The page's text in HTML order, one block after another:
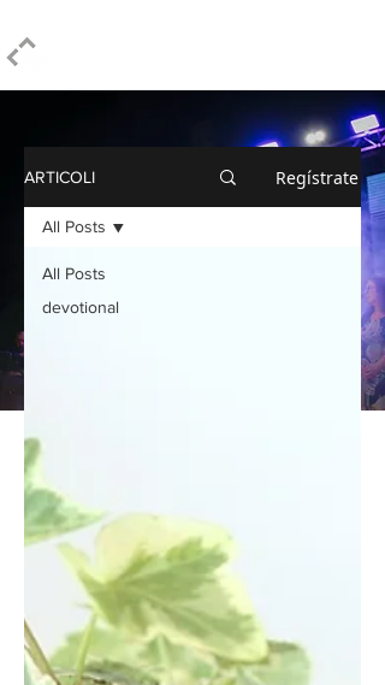
ARTICOLI Regístrate
All Posts
devotional
All Posts